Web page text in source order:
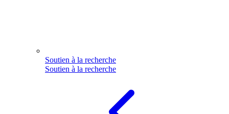
Soutien à la recherche
Soutien à la recherche